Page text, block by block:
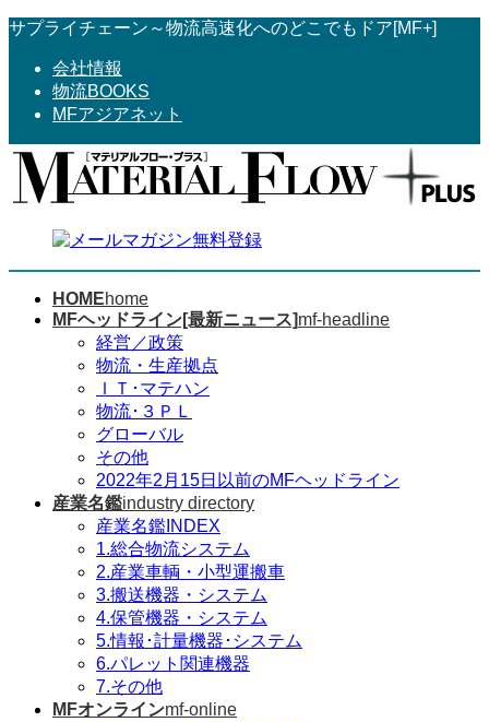
コ
へ
ス
ナ
ョ
ン
サプライチェーン～物流高速化へのどこでもドア[MF+]
会社情報
物流BOOKS
MFアジアネット
HOMEhome
MFヘッドライン[最新ニュース]mf-headline
経営／政策
物流・生産拠点
ＩＴ･マテハン
物流･３ＰＬ
グローバル
その他
2022年2月15日以前のMFヘッドライン
産業名鑑industry directory
産業名鑑INDEX
1.総合物流システム
2.産業車輌・小型運搬車
3.搬送機器・システム
4.保管機器・システム
5.情報･計量機器･システム
6.パレット関連機器
7.その他
MFオンラインmf-online